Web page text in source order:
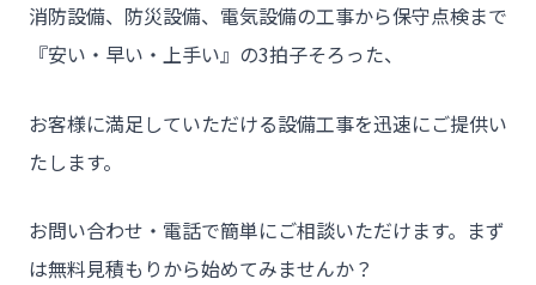
消防設備、防災設備、電気設備の工事から保守点検まで
『安い・早い・上手い』の3拍子そろった、
お客様に満足していただける設備工事を迅速にご提供い
たします。
お問い合わせ・電話で簡単にご相談いただけます。まず
は無料見積もりから始めてみませんか？